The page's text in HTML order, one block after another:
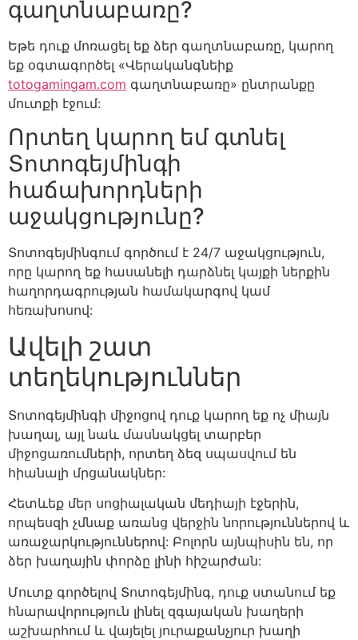
գաղտնաբառը?
Եթե դուք մոռացել եք ձեր գաղտնաբառը, կարող
եք օգտագործել «Վերականգնեիք
totogamingam.com գաղտնաբառը» ընտրանքը
մուտքի էջում:
Որտեղ կարող եմ գտնել
Տոտոգեյմինգի
հաճախորդների
աջակցությունը?
Տոտոգեյմինգում գործում է 24/7 աջակցություն,
որը կարող եք հասանելի դարձնել կայքի ներքին
հաղորդագրության համակարգով կամ
հեռախոսով:
Ավելի շատ
տեղեկություններ
Տոտոգեյմինգի միջոցով դուք կարող եք ոչ միայն
խաղալ, այլ նաև մասնակցել տարբեր
միջոցառումների, որտեղ ձեզ սպասվում են
հիանալի մրցանակներ:
Հետևեք մեր սոցիալական մեդիայի էջերին,
որպեսզի չմնաք առանց վերջին նորություններով և
առաջարկություններով: Բոլորն այնպիսին են, որ
ձեր խաղային փորձը լինի հիշարժան:
Մուտք գործելով Տոտոգեյմինգ, դուք ստանում եք
հնարավորություն լինել զգայական խաղերի
աշխարհում և վայելել յուրաքանչյուր խաղի